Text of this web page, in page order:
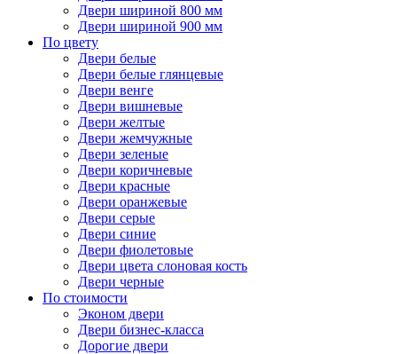
Двери шириной 800 мм
Двери шириной 900 мм
По цвету
Двери белые
Двери белые глянцевые
Двери венге
Двери вишневые
Двери желтые
Двери жемчужные
Двери зеленые
Двери коричневые
Двери красные
Двери оранжевые
Двери серые
Двери синие
Двери фиолетовые
Двери цвета слоновая кость
Двери черные
По стоимости
Эконом двери
Двери бизнес-класса
Дорогие двери